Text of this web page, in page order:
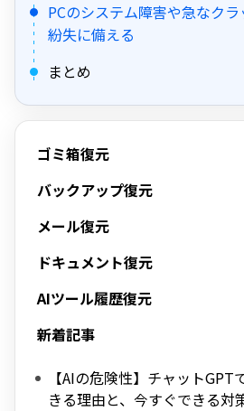
PCのシステム障害や急なク
紛失に備える
まとめ
ゴミ箱復元
バックアップ復元
メール復元
ドキュメント復元
AIツール履歴復元
新着記事
【AIの危険性】チャットGPT
きる理由と、今すぐできる対